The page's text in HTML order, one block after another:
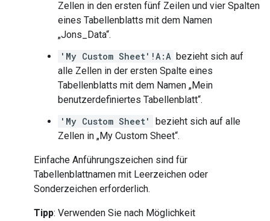
Zellen in den ersten fünf Zeilen und vier Spalten
eines Tabellenblatts mit dem Namen
„Jons_Data“.
'My Custom Sheet'!A:A bezieht sich auf
alle Zellen in der ersten Spalte eines
Tabellenblatts mit dem Namen „Mein
benutzerdefiniertes Tabellenblatt“.
'My Custom Sheet'
bezieht sich auf alle
Zellen in „My Custom Sheet“.
Einfache Anführungszeichen sind für
Tabellenblattnamen mit Leerzeichen oder
Sonderzeichen erforderlich.
Tipp: Verwenden Sie nach Möglichkeit